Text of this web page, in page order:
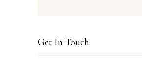
Get In Touch